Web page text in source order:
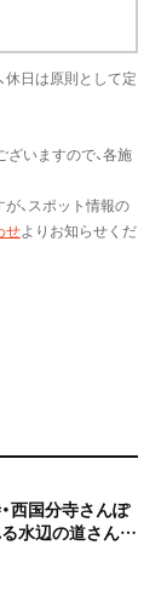
休日は原則として定
ざいますので、各施
、スポット情報の
せよりお知らせくだ
西国分寺さんぽ
水辺の道さんぽ